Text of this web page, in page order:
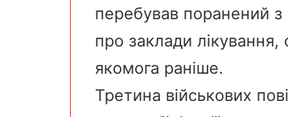
перебував поранений з
про заклади лікування,
якомога раніше.
Третина військових